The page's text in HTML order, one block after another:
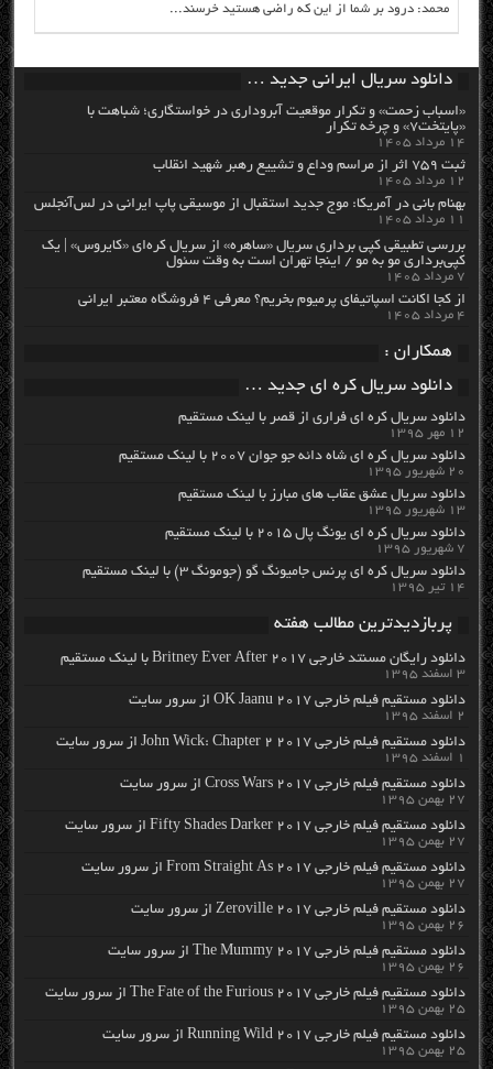
محمد: درود بر شما از این که راضی هستید خرسند...
دانلود سریال ایرانی جدید …
«اسباب زحمت» و تکرار موقعیت آبروداری در خواستگاری؛ شباهت با
«پایتخت۷» و چرخه تکرار
۱۴ مرداد ۱۴۰۵
ثبت ۷۵۹ اثر از مراسم وداع و تشییع رهبر شهید انقلاب
۱۲ مرداد ۱۴۰۵
بهنام بانی در آمریکا: موج جدید استقبال از موسیقی پاپ ایرانی در لس‌آنجلس
۱۱ مرداد ۱۴۰۵
بررسی تطبیقی کپی برداری سریال «ساهره» از سریال کره‌ای «کایروس» | یک
کپی‌برداری مو به مو / اینجا تهران است به وقت سئول
۷ مرداد ۱۴۰۵
از کجا اکانت اسپاتیفای پرمیوم بخریم؟ معرفی ۴ فروشگاه معتبر ایرانی
۴ مرداد ۱۴۰۵
همکاران :
دانلود سریال کره ای جدید …
دانلود سریال کره ای فراری از قصر با لینک مستقیم
۱۲ مهر ۱۳۹۵
دانلود سریال کره ای شاه دائه جو جوان ۲۰۰۷ با لینک مستقیم
۲۰ شهریور ۱۳۹۵
دانلود سریال عشق عقاب های مبارز با لینک مستقیم
۱۳ شهریور ۱۳۹۵
دانلود سریال کره ای یونگ پال ۲۰۱۵ با لینک مستقیم
۷ شهریور ۱۳۹۵
دانلود سریال کره ای پرنس جامیونگ گو (جومونگ ۳) با لینک مستقیم
۱۴ تیر ۱۳۹۵
پربازدیدترین مطالب هفته
دانلود رایگان مسنتد خارجی Britney Ever After 2017 با لینک مستقیم
۳ اسفند ۱۳۹۵
دانلود مستقیم فیلم خارجی OK Jaanu 2017 از سرور سایت
۲ اسفند ۱۳۹۵
دانلود مستقیم فیلم خارجی John Wick: Chapter 2 2017 از سرور سایت
۱ اسفند ۱۳۹۵
دانلود مستقیم فیلم خارجی Cross Wars 2017 از سرور سایت
۲۷ بهمن ۱۳۹۵
دانلود مستقیم فیلم خارجی Fifty Shades Darker 2017 از سرور سایت
۲۷ بهمن ۱۳۹۵
دانلود مستقیم فیلم خارجی From Straight As 2017 از سرور سایت
۲۷ بهمن ۱۳۹۵
دانلود مستقیم فیلم خارجی Zeroville 2017 از سرور سایت
۲۶ بهمن ۱۳۹۵
دانلود مستقیم فیلم خارجی The Mummy 2017 از سرور سایت
۲۶ بهمن ۱۳۹۵
دانلود مستقیم فیلم خارجی The Fate of the Furious 2017 از سرور سایت
۲۵ بهمن ۱۳۹۵
دانلود مستقیم فیلم خارجی Running Wild 2017 از سرور سایت
۲۵ بهمن ۱۳۹۵